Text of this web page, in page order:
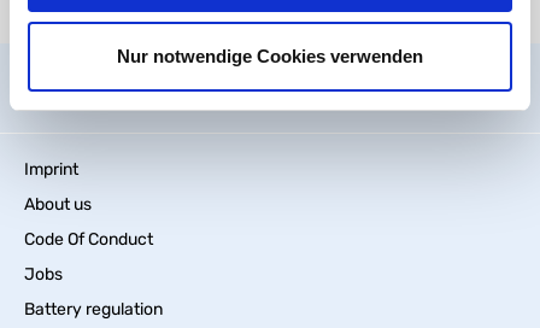
Nur notwendige Cookies verwenden
There are currently no media files available.
General information
Imprint
About us
Code Of Conduct
Jobs
Battery regulation